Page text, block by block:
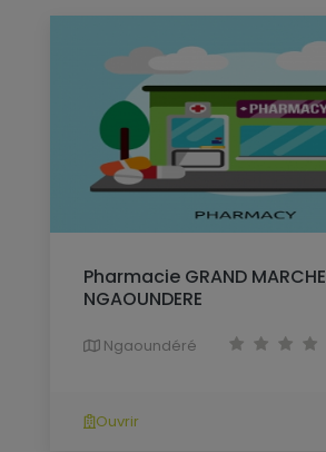
Pharmacie GRAND MARCHE
NGAOUNDERE
Ngaoundéré
Ouvrir